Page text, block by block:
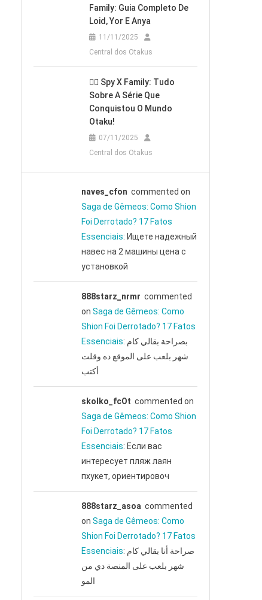
Family: Guia Completo De
Loid, Yor E Anya
11/11/2025
Central dos Otakus
🕵️‍♂️ Spy X Family: Tudo
Sobre A Série Que
Conquistou O Mundo
Otaku!
07/11/2025
Central dos Otakus
naves_cfon commented on
Saga de Gêmeos: Como Shion
Foi Derrotado? 17 Fatos
Essenciais: Ищете надежный
навес на 2 машины цена с
установкой
888starz_nrmr commented
on Saga de Gêmeos: Como
Shion Foi Derrotado? 17 Fatos
Essenciais: بصراحة بقالي كام
شهر بلعب على الموقع ده وقلت
أكتب
skolko_fcOt commented on
Saga de Gêmeos: Como Shion
Foi Derrotado? 17 Fatos
Essenciais: Если вас
интересует пляж лаян
пхукет, ориентировоч
888starz_asoa commented
on Saga de Gêmeos: Como
Shion Foi Derrotado? 17 Fatos
Essenciais: صراحة أنا بقالي كام
شهر بلعب على المنصة دي من
المو